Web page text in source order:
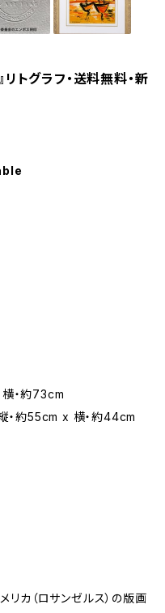
トグラフ・送料無料・新
横・約73cm
縦・約55cm x 横・約44cm
リカ（ロサンゼルス）の版画